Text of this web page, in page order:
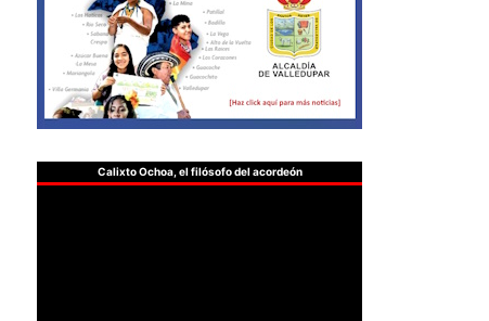
Calixto Ochoa, el filósofo del acordeón